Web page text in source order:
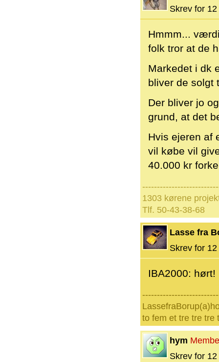
Skrev for
Hmmm...
folk tror at de
Markedet i dk
bliver de solgt
Der bliver jo
grund, at det
Hvis ejeren af
vil købe vil
40.000 kr
1303 kørene
Tlf. 50-43-38-68
Lasse fra
Skrev for
IBA2000: hørt!
to fem et tre tre tre
hym
Skrev for